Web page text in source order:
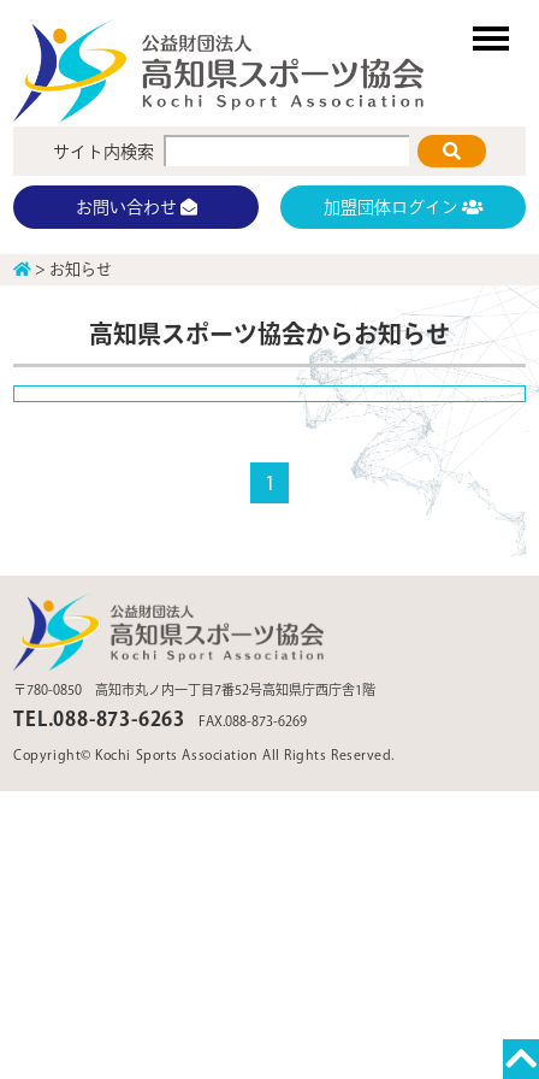
サイト内検索
お問い合わせ 加盟団体ログイン
> お知らせ
高知県スポーツ協会からお知らせ
1
〒780-0850 高知市丸ノ内一丁目7番52号高知県庁西庁舎1階
TEL.088-873-6263 FAX.088-873-6269
Copyright© Kochi Sports Association All Rights Reserved.